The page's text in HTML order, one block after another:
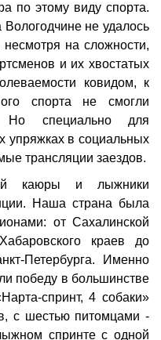
по этому виду спорта.
не удалось
на сложности,
и их хвостатых
ковидом, к
спорта не смогли
Но специально для
упряжках в социальных
трансляции заездов.
каюры и лыжники
Наша страна была
от Сахалинской
краев до
Петербурга. Именно
победу в большинстве
спринт, 4 собаки»
с шестью питомцами -
спринте с одной